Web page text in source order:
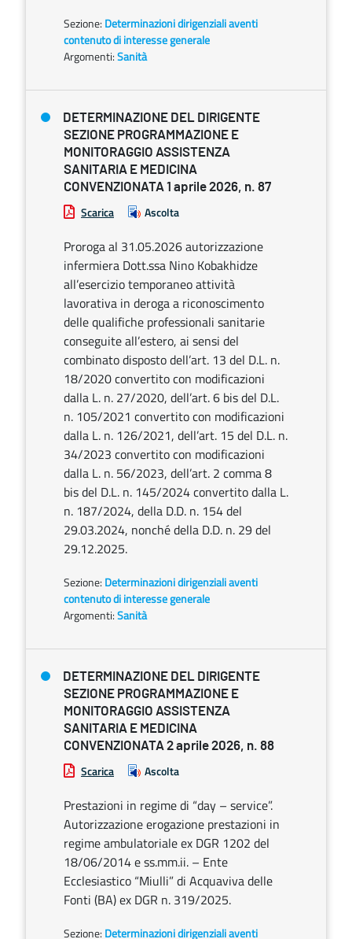
Sezione: Determinazioni dirigenziali aventi
contenuto di interesse generale
Argomenti:Sanità
DETERMINAZIONE DEL DIRIGENTE
SEZIONE PROGRAMMAZIONE E
MONITORAGGIO ASSISTENZA
SANITARIA E MEDICINA
CONVENZIONATA 1 aprile 2026, n. 87
Scarica Ascolta
Proroga al 31.05.2026 autorizzazione
infermiera Dott.ssa Nino Kobakhidze
all’esercizio temporaneo attività
lavorativa in deroga a riconoscimento
delle qualifiche professionali sanitarie
conseguite all’estero, ai sensi del
combinato disposto dell’art. 13 del D.L. n.
18/2020 convertito con modificazioni
dalla L. n. 27/2020, dell’art. 6 bis del D.L.
n. 105/2021 convertito con modificazioni
dalla L. n. 126/2021, dell’art. 15 del D.L. n.
34/2023 convertito con modificazioni
dalla L. n. 56/2023, dell’art. 2 comma 8
bis del D.L. n. 145/2024 convertito dalla L.
n. 187/2024, della D.D. n. 154 del
29.03.2024, nonché della D.D. n. 29 del
29.12.2025.
Sezione: Determinazioni dirigenziali aventi
contenuto di interesse generale
Argomenti:Sanità
DETERMINAZIONE DEL DIRIGENTE
SEZIONE PROGRAMMAZIONE E
MONITORAGGIO ASSISTENZA
SANITARIA E MEDICINA
CONVENZIONATA 2 aprile 2026, n. 88
Scarica Ascolta
Prestazioni in regime di “day – service”.
Autorizzazione erogazione prestazioni in
regime ambulatoriale ex DGR 1202 del
18/06/2014 e ss.mm.ii. – Ente
Ecclesiastico “Miulli” di Acquaviva delle
Fonti (BA) ex DGR n. 319/2025.
Sezione: Determinazioni dirigenziali aventi